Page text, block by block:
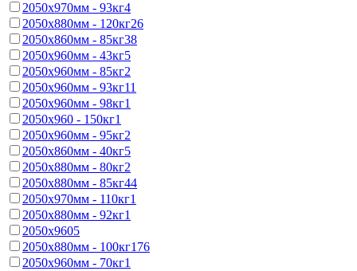
2050x970мм - 93кг4
2050x880мм - 120кг26
2050x860мм - 85кг38
2050x960мм - 43кг5
2050x960мм - 85кг2
2050x960мм - 93кг11
2050x960мм - 98кг1
2050х960 - 150кг1
2050x960мм - 95кг2
2050x860мм - 40кг5
2050x880мм - 80кг2
2050x880мм - 85кг44
2050x970мм - 110кг1
2050x880мм - 92кг1
2050х9605
2050x880мм - 100кг176
2050x960мм - 70кг1